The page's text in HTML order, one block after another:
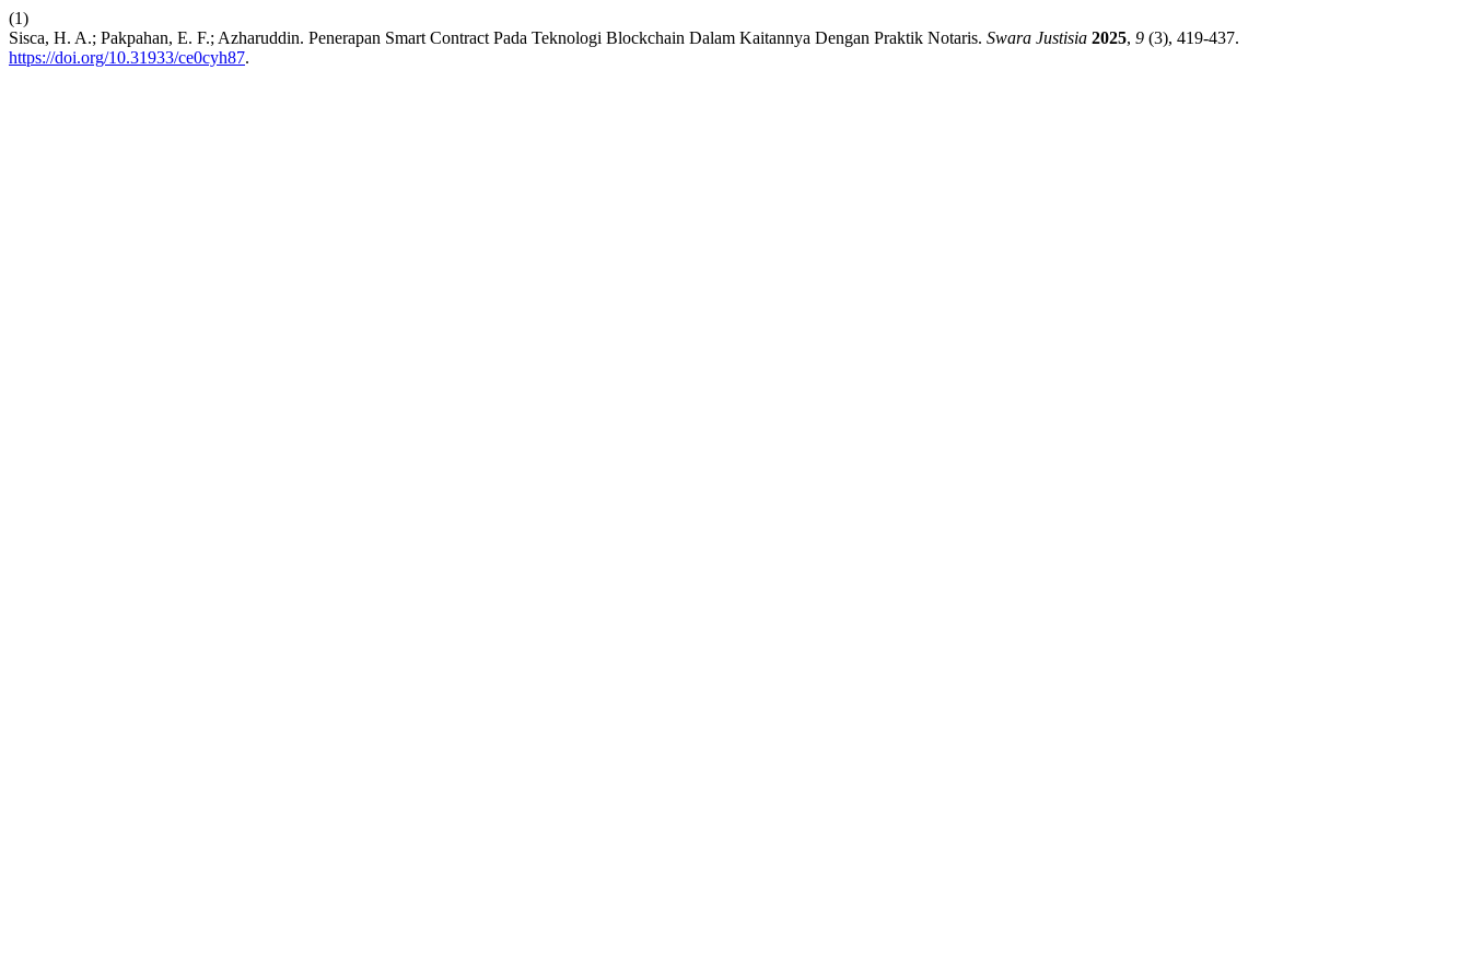
(1)
Sisca, H. A.; Pakpahan, E. F.; Azharuddin. Penerapan Smart Contract Pada Teknologi Blockchain Dalam Kaitannya Dengan Praktik Notaris. Swara Justisia 2025, 9 (3), 419-437.
https://doi.org/10.31933/ce0cyh87.